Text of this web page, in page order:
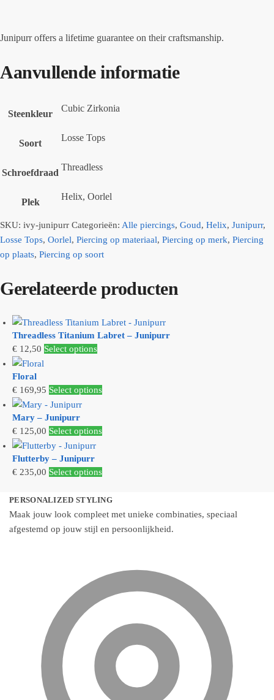
Junipurr offers a lifetime guarantee on their craftsmanship.
Aanvullende informatie
Steenkleur
Cubic Zirkonia
Soort
Losse Tops
Schroefdraad
Threadless
Plek
Helix, Oorlel
SKU: ivy-junipurr Categorieën: Alle piercings, Goud, Helix, Junipurr,
Losse Tops, Oorlel, Piercing op materiaal, Piercing op merk, Piercing
op plaats, Piercing op soort
Gerelateerde producten
Threadless Titanium Labret – Junipurr
€ 12,50 Select optionsDit
meerdere
optie
gekozen
op
de
productpagina
Floral
€ 169,95 Select options
Mary – Junipurr
€ 125,00 Select optionsDit
meerdere
Deze
optie
kan
op
Flutterby – Junipurr
€ 235,00 Select options
PERSONALIZED STYLING
Maak jouw look compleet met unieke combinaties, speciaal
afgestemd op jouw stijl en persoonlijkheid.